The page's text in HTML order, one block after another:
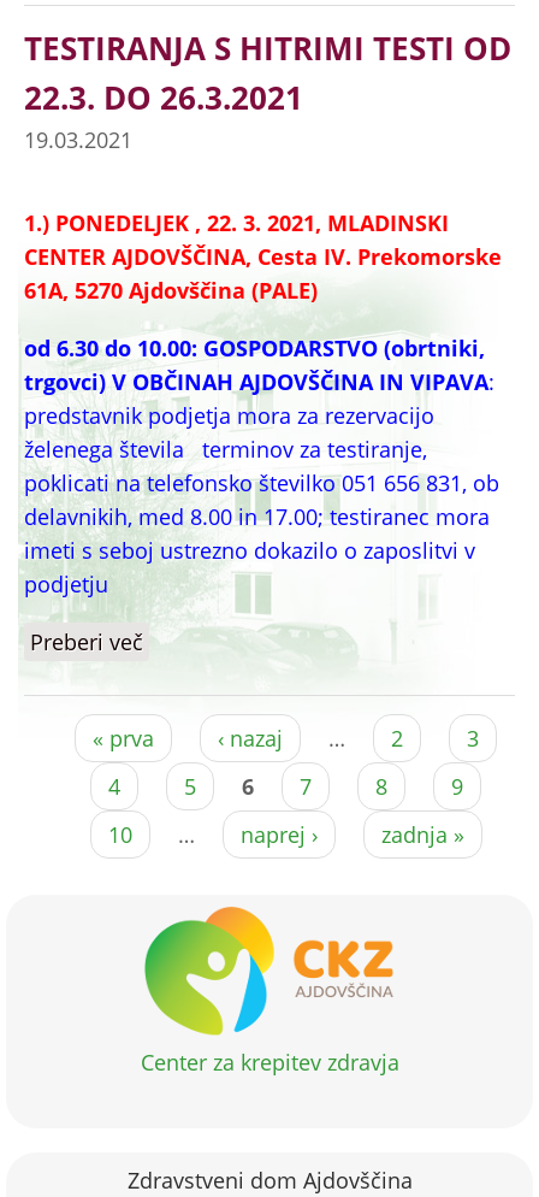
TESTIRANJA S HITRIMI TESTI OD
22.3. DO 26.3.2021
19.03.2021
1.) PONEDELJEK , 22. 3. 2021, MLADINSKI
CENTER AJDOVŠČINA, Cesta IV. Prekomorske
61A, 5270 Ajdovščina (PALE)
od 6.30 do 10.00: GOSPODARSTVO (obrtniki,
trgovci) V OBČINAH AJDOVŠČINA IN VIPAVA:
predstavnik podjetja mora za rezervacijo
želenega števila terminov za testiranje,
poklicati na telefonsko številko 051 656 831, ob
delavnikih, med 8.00 in 17.00; testiranec mora
imeti s seboj ustrezno dokazilo o zaposlitvi v
podjetju
Preberi več o TESTIRANJA S HITRIMI TESTI OD
Pages« prva ‹ nazaj … 2
3
4
5 6 7 8
9
10
… naprej › zadnja »
Center za krepitev zdravja
Zdravstveni dom Ajdovščina